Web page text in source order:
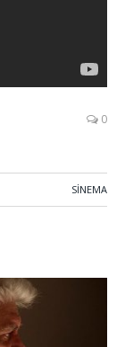
0
SINEMA